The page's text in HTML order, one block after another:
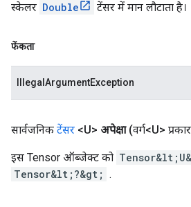
स्केलर Double टेंसर में मान लौटाता है।
फेंकता
IllegalArgumentException
सार्वजनिक टेंसर <U> अपेक्षा (वर्ग<U>
इस Tensor ऑब्जेक्ट को
Tensor&lt;?&gt; .